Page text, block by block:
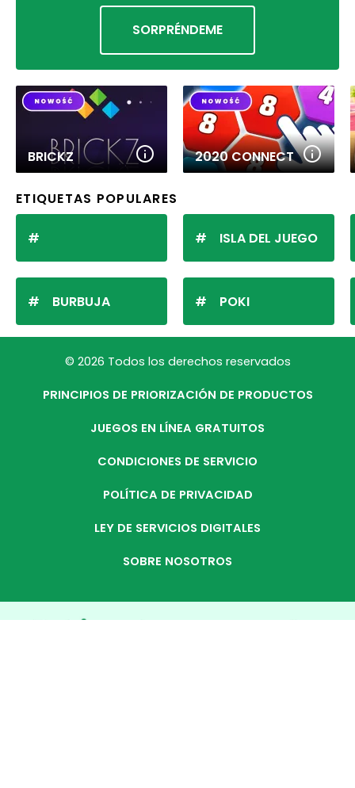
SORPRÉNDEME
BRICKZ 2020 CONNECT
ETIQUETAS POPULARES
BURBUJA
ISLA DEL JUEGO
POKI
© 2026 Todos los derechos reservados
PRINCIPIOS DE PRIORIZACIÓN DE PRODUCTOS
JUEGOS EN LÍNEA GRATUITOS
CONDICIONES DE SERVICIO
POLÍTICA DE PRIVACIDAD
LEY DE SERVICIOS DIGITALES
SOBRE NOSOTROS